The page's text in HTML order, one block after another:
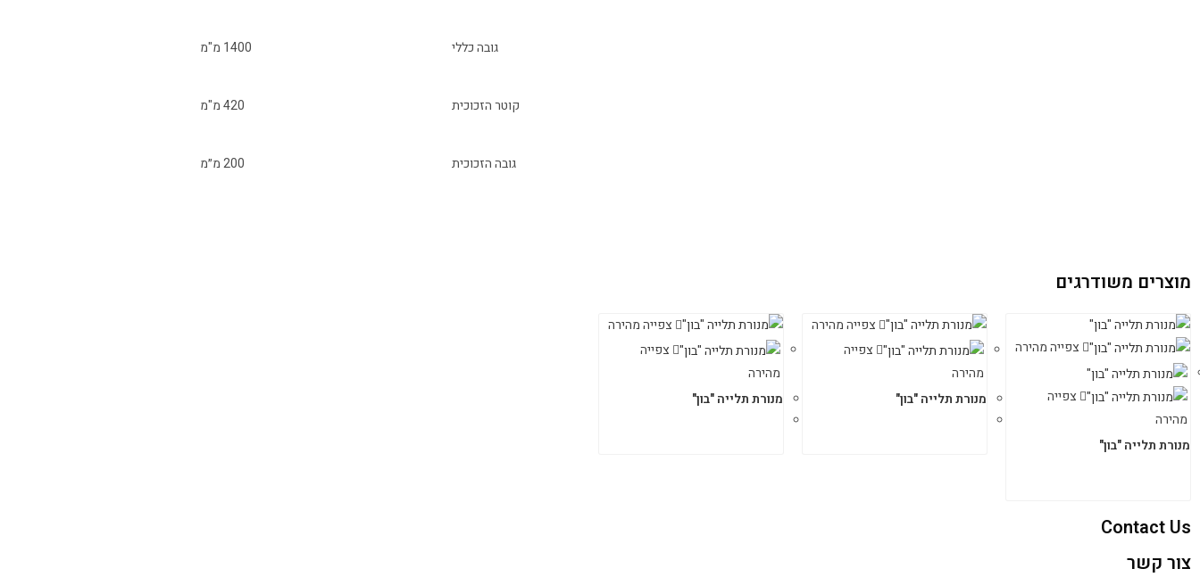
גובה כללי 1400 מ"מ
קוטר הזכוכית 420 מ"מ
גובה הזכוכית 200 מ״מ
מוצרים משודרגים
צפייה מהירה
צפייה
מהירה
מנורת תלייה "בון"
צפייה מהירה
צפייה
מהירה
מנורת תלייה "בון"
צפייה מהירה
צפייה
מהירה
מנורת תלייה "בון"
Contact Us
צור קשר